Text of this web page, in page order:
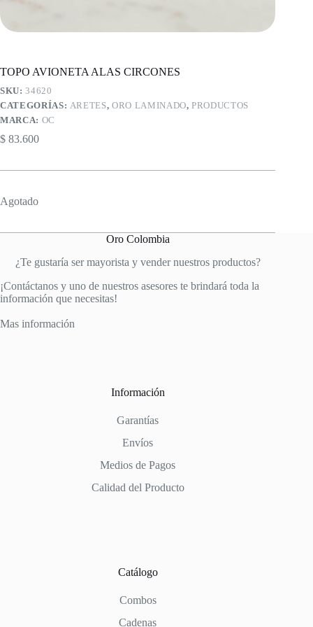
TOPO AVIONETA ALAS CIRCONES
SKU:34620
CATEGORÍAS: ARETES,ORO LAMINADO,PRODUCTOS
MARCA: OC
$ 83.600
Agotado
Oro Colombia
¿Te gustaría ser mayorista y vender nuestros productos?
¡Contáctanos y uno de nuestros asesores te brindará toda la
información que necesitas!
Mas información
Información
Garantías
Envíos
Medios de Pagos
Calidad del Producto
Catálogo
Combos
Cadenas